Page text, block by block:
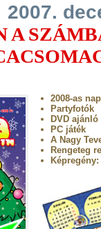
2007.
A
2008-as
Partyfotók
DVD ajánló
PC játék
A Nagy
Rengeteg